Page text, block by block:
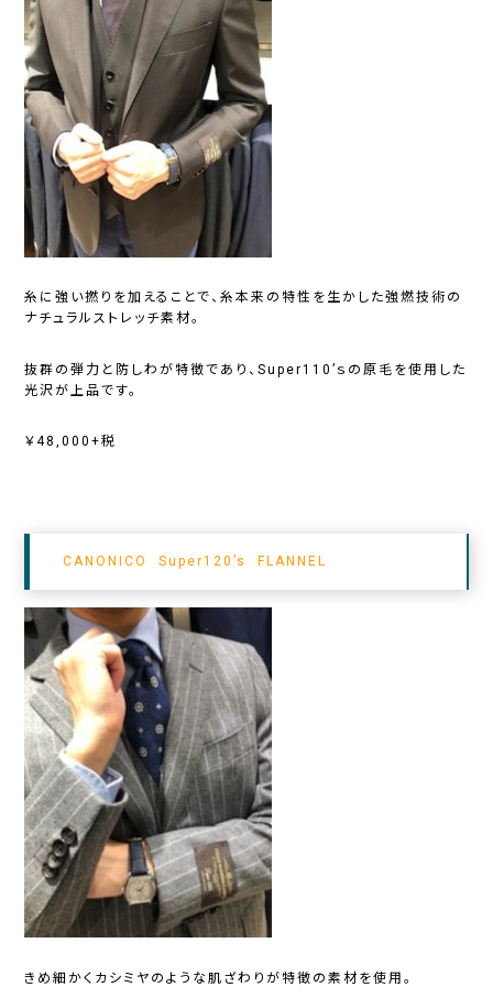
糸に強い撚りを加えることで、糸本来の特性を生かした強燃技術の
ナチュラルストレッチ素材。
抜群の弾力と防しわが特徴であり、Super110’ｓの原毛を使用した
光沢が上品です。
￥48,000+税
CANONICO Super120’s FLANNEL
きめ細かくカシミヤのような肌ざわりが特徴の素材を使用。